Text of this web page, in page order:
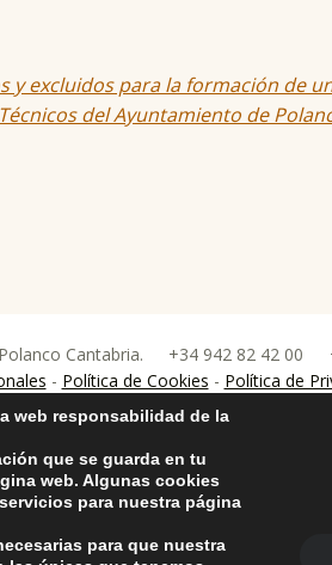
Cantabria. +34 942 82 42 00
- Política de Cookies - Política de
web responsabilidad de la
que se guarda en tu
web. Algunas cookies
para nuestra página
para que nuestra